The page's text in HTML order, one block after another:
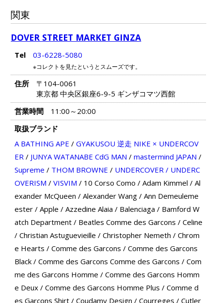
関東
DOVER STREET MARKET GINZA
Tel 03-6228-5080
※コレクトを見たというとスムーズです。
住所
〒104-0061
東京都 中央区銀座6-9-5 ギンザコマツ西館
営業時間
11:00～20:00
取扱ブランド
A BATHING APE / GYAKUSOU 逆走 NIKE × UNDERCOV
ER/ JUNYA WATANABE CdG MAN / mastermind JAPAN /
Supreme / THOM BROWNE / UNDERCOVER / UNDERC
OVERISM / VISVIM / 10 Corso Como / Adam Kimmel / Al
exander McQueen / Alexander Wang/ Ann Demeuleme
ester/ Apple / Azzedine Alaia / Balenciaga / Bamford W
atch Department/ Beatles Comme des Garcons / Celine
/ Christian Astuguevieille / Christopher Nemeth / Chrom
e Hearts / Comme des Garcons / Comme des Garcons
Black/ Comme des Garcons Comme des Garcons / Com
me des Garcons Homme / Comme des Garcons Homm
e Deux/ Comme des Garcons Homme Plus / Comme d
es Garcons Shirt/ Coudamy Design / Courreges / Cutler